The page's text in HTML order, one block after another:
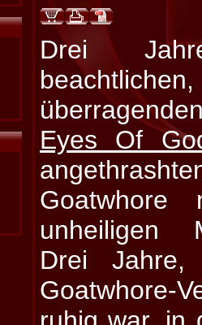
Drei
Eyes Of
Goatwhore
unheiligen
Drei
Goatwhore-